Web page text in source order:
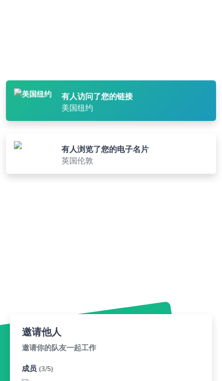
有人访问了您的链接
美国纽约
有人浏览了您的电子名片
英国伦敦
邀请他人
邀请你的队友一起工作
成员 (3/5)